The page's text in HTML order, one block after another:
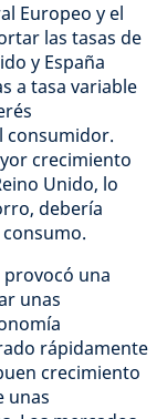
Europeo y el
las tasas de
y España
a tasa variable
consumidor.
crecimiento
Unido, lo
debería
una
unas
rápidamente
crecimiento
unas